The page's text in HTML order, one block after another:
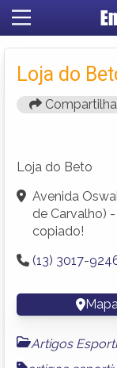
Loja do
Loja do Beto
Avenida
de Carvalho)
copiado!
(13) 3017-
Mapa
Artigos